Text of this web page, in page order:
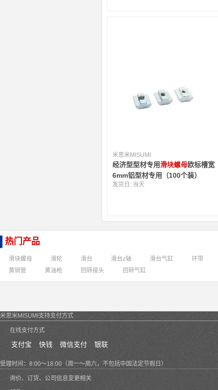
米思米MISUMI
经济型型材专用滑块螺母欧标槽宽
6mm铝型材专用（100个装）
发货日: 当天
热门产品
滑块螺母 滑轮 滑台 滑台z轴 滑台气缸
环带
黄铜管
黄油枪 回转接头 回转气缸
米思米MISUMI支持支付方式
在线支付方式
支付宝 快钱 微信支付 银联
受理时间：8:00～18:00（周一～周六，不包括中国法定节假日）
询价、订货、公司信息变更相关